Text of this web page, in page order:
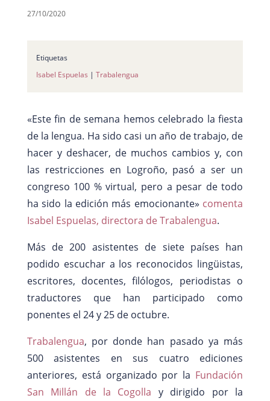
27/10/2020
Etiquetas
Isabel Espuelas | Trabalengua
«Este fin de semana hemos celebrado la fiesta
de la lengua. Ha sido casi un año de trabajo, de
hacer y deshacer, de muchos cambios y, con
las restricciones en Logroño, pasó a ser un
congreso 100 % virtual, pero a pesar de todo
ha sido la edición más emocionante» comenta
Isabel Espuelas, directora deTrabalengua.
Más de 200 asistentes de siete países han
podido escuchar a los reconocidos lingüistas,
escritores, docentes, filólogos, periodistas o
traductores que han participado como
ponentes el 24 y 25 de octubre.
Trabalengua, por donde han pasado ya más
500 asistentes en sus cuatro ediciones
anteriores, está organizado por la Fundación
San Millán de la Cogolla y dirigido por la